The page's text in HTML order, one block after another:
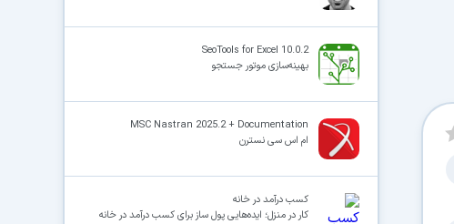
SeoTools for Excel 10.0.2
بهینه‌سازی موتور جستجو
MSC Nastran 2025.2 + Documentation
ام اس سی نسترن
کسب درآمد در خانه
کار در منزل؛ ایده‌هایی پول ساز برای کسب درآمد در خانه